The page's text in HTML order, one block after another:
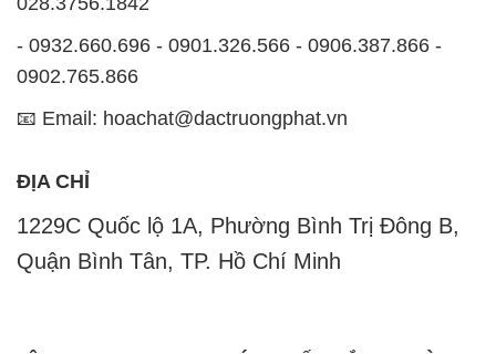
- 0932.660.696 - 0901.326.566 - 0906.387.866 -
0902.765.866
📧 Email: hoachat@dactruongphat.vn
ĐỊA CHỈ
1229C Quốc lộ 1A, Phường Bình Trị Đông B,
Quận Bình Tân, TP. Hồ Chí Minh